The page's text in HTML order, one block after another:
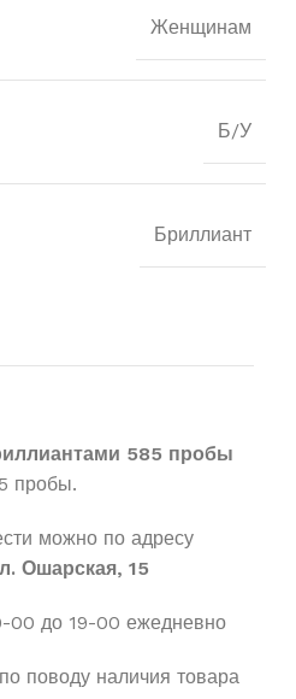
Женщинам
Б/У
Бриллиант
585 пробы
пробы.
можно по адресу
Ошарская, 15
00 до 19-00 ежедневно
поводу наличия товара